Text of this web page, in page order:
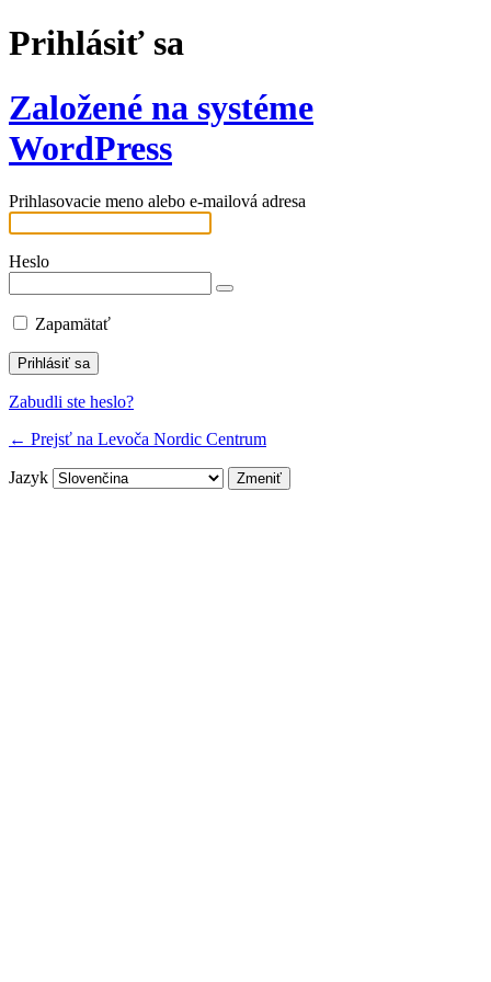
Prihlásiť sa
Založené na systéme
WordPress
Prihlasovacie meno alebo e-mailová adresa
Heslo
Zapamätať
Zabudli ste heslo?
← Prejsť na Levoča Nordic Centrum
Jazyk